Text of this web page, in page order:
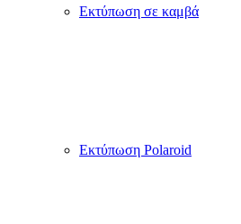
Εκτύπωση σε καμβά
Εκτύπωση Polaroid